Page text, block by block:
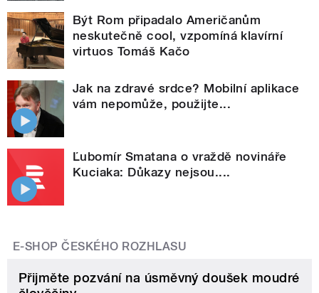
Být Rom připadalo Američanům
neskutečně cool, vzpomíná klavírní
virtuos Tomáš Kačo
Jak na zdravé srdce? Mobilní aplikace
vám nepomůže, použijte...
Ľubomír Smatana o vraždě novináře
Kuciaka: Důkazy nejsou....
E-SHOP ČESKÉHO ROZHLASU
Přijměte pozvání na úsměvný doušek moudré